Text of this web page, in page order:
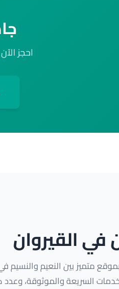
احجز
القيروان
متميز بين النعيم
السريعة والموثوقة، وعدد